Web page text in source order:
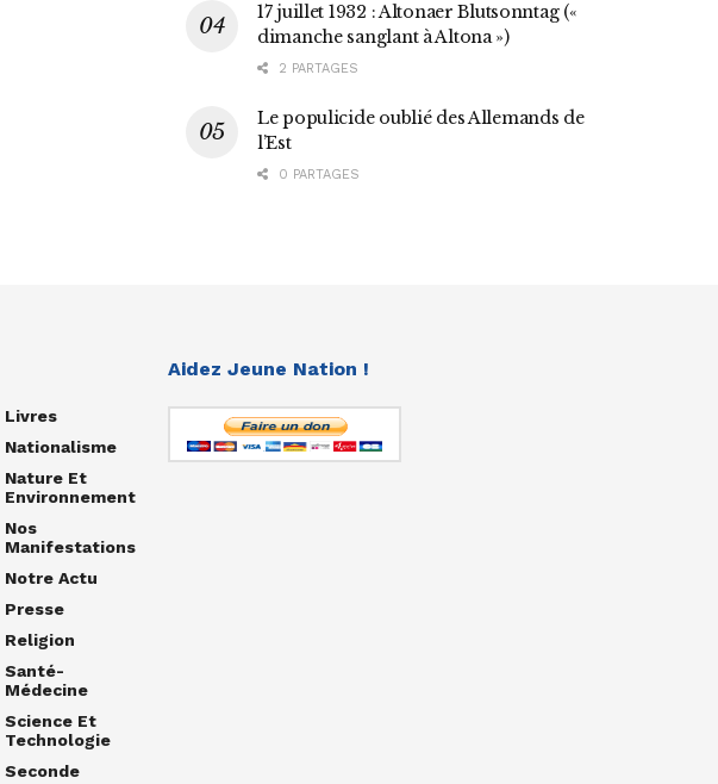
17 juillet 1932 : Altonaer Blutsonntag («
dimanche sanglant à Altona »)
2 PARTAGES
Le populicide oublié des Allemands de
l’Est
0 PARTAGES
Livres
Nationalisme
Nature Et
Environnement
Nos
Manifestations
Notre Actu
Presse
Religion
Santé-
Médecine
Science Et
Technologie
Seconde
Aidez Jeune Nation !